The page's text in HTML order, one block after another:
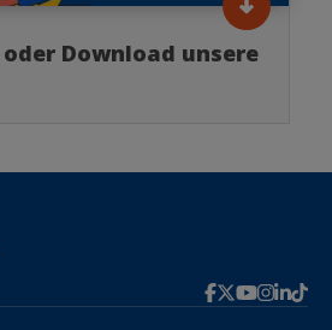
Download unsere